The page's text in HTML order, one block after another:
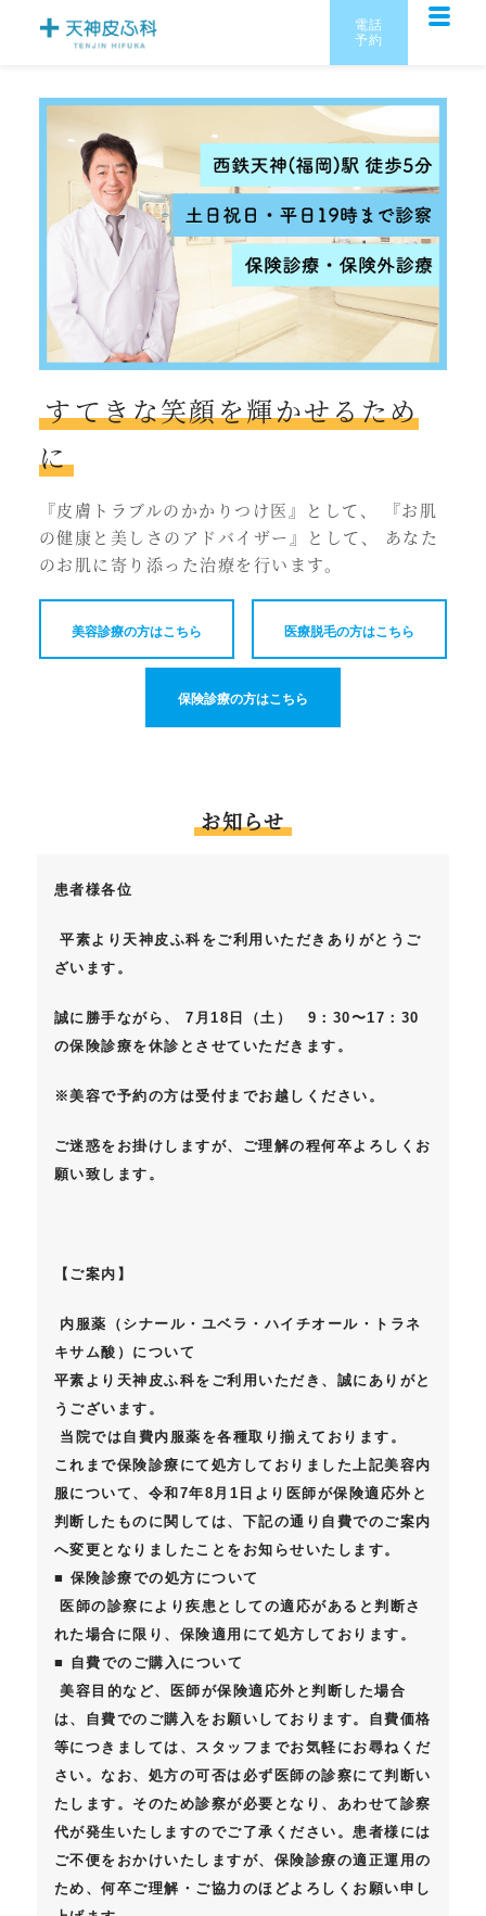
電話
予約
すてきな笑顔を輝かせるため
に
『皮膚トラブルのかかりつけ医』として、 『お肌
の健康と美しさのアドバイザー』として、 あなた
のお肌に寄り添った治療を行います。
美容診療の方はこちら 医療脱毛の方はこちら
保険診療の方はこちら
お知らせ
患者様各位
平素より天神皮ふ科をご利用いただきありがとうご
ざいます。
誠に勝手ながら、7月18日（土） 9：30〜17：30
の保険診療を休診 とさせていただきます。
※美容で予約の方は受付までお越しください。
ご迷惑をお掛けしますが、ご理解の程何卒よろしくお
願い致します。
【ご案内】
内服薬（ シナール ・ ユベラ ・ ハイチオール ・
トラネ
キサム酸 ）について
平素より天神皮ふ科をご利用いただき、誠にありがと
うございます。
当院では自費内服薬を各種取り揃えております。
これまで保険診療にて処方しておりました上記美容内
服について、令和7年8月1日より医師が保険適応外と
判断したものに関しては、下記の通り自費でのご案内
へ変更となりましたことをお知らせいたします。
■ 保険診療での処方について
医師の診察により疾患としての適応があると判断さ
れた場合に限り、保険適用 にて処方しております。
■ 自費でのご購入について
美容目的など、医師が保険適応外と判断した場合
は、自費でのご購入 をお願いしております。自費価格
等につきましては、スタッフまでお気軽にお尋ねくだ
さい。なお、 処方の可否は必ず医師の診察にて判断い
たします。そのため診察が必要となり、あわせて診察
代が発生いたしますのでご了承ください。患者様には
ご不便をおかけいたしますが、保険診療の適正運用の
ため、何卒ご理解・ご協力のほどよろしくお願い申し